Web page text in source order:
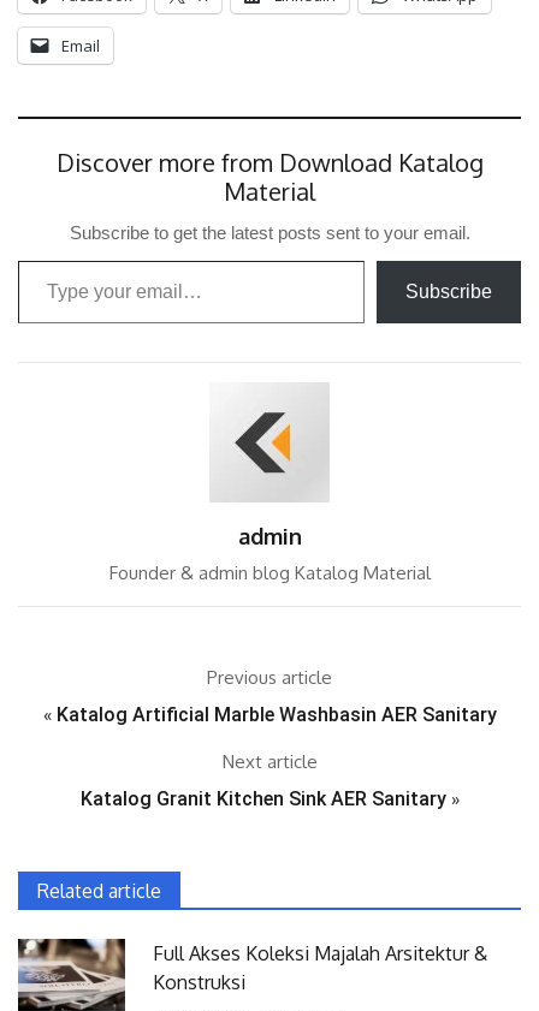
Email
Discover more from Download Katalog
Material
Subscribe to get the latest posts sent to your email.
Type your email…
Subscribe
admin
Founder & admin blog Katalog Material
Previous article
« Katalog Artificial Marble Washbasin AER Sanitary
Next article
Katalog Granit Kitchen Sink AER Sanitary»
Related article
Full Akses Koleksi Majalah Arsitektur &
Konstruksi